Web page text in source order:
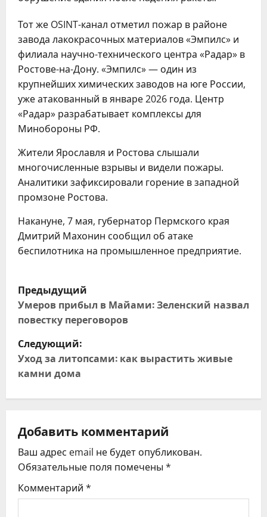
Тот же OSINT-канал отметил пожар в районе
завода лакокрасочных материалов «Эмпилс» и
филиала научно-технического центра «Радар» в
Ростове-на-Дону. «Эмпилс» — один из
крупнейших химических заводов на юге России,
уже атакованный в январе 2026 года. Центр
«Радар» разрабатывает комплексы для
Минобороны РФ.
Жители Ярославля и Ростова слышали
многочисленные взрывы и видели пожары.
Аналитики зафиксировали горение в западной
промзоне Ростова.
Накануне, 7 мая, губернатор Пермского края
Дмитрий Махонин сообщил об атаке
беспилотника на промышленное предприятие.
Н
а
в
и
г
ц
и
я
Предыдущий
Умеров прибыл в Майами: Зеленский назвал
повестку переговоров
Следующий:
Уход за литопсами: как вырастить живые
камни дома
Добавить комментарий
Ваш адрес email не будет опубликован.
Обязательные поля помечены *
Комментарий *